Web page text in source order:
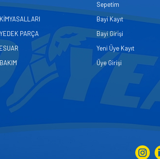
PARÇA
Sepetim
Bayi Kayıt
Bayi Girişi
Yeni Üye Kayıt
Üye Girişi